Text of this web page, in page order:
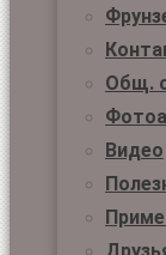
Общ.
Видео